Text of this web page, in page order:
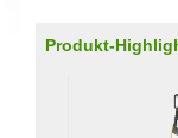
Produkt-